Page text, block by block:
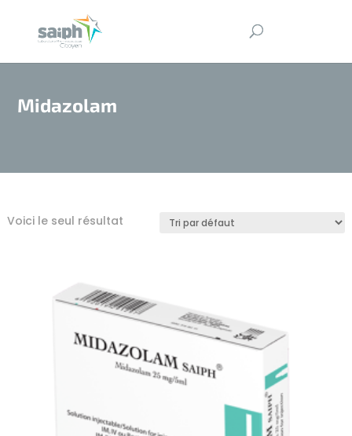
Midazolam
Voici le seul résultat